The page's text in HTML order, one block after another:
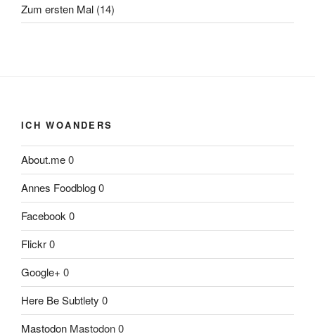
Zum ersten Mal (14)
ICH WOANDERS
About.me0
Annes Foodblog0
Facebook0
Flickr0
Google+ 0
Here Be Subtlety 0
Mastodon Mastodon 0